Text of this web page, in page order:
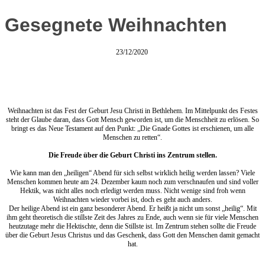
Gesegnete Weihnachten
23/12/2020
Weihnachten ist das Fest der Geburt Jesu Christi in Bethlehem. Im Mittelpunkt des Festes
steht der Glaube daran, dass Gott Mensch geworden ist, um die Menschheit zu erlösen. So
bringt es das Neue Testament auf den Punkt: „Die Gnade Gottes ist erschienen, um alle
Menschen zu retten“.
Die Freude über die Geburt Christi ins Zentrum stellen.
Wie kann man den „heiligen“ Abend für sich selbst wirklich heilig werden lassen? Viele
Menschen kommen heute am 24. Dezember kaum noch zum verschnaufen und sind voller
Hektik, was nicht alles noch erledigt werden muss. Nicht wenige sind froh wenn
Weihnachten wieder vorbei ist, doch es geht auch anders.
Der heilige Abend ist ein ganz besonderer Abend. Er heißt ja nicht um sonst „heilig“. Mit
ihm geht theoretisch die stillste Zeit des Jahres zu Ende, auch wenn sie für viele Menschen
heutzutage mehr die Hektischte, denn die Stillste ist. Im Zentrum stehen sollte die Freude
über die Geburt Jesus Christus und das Geschenk, dass Gott den Menschen damit gemacht
hat.